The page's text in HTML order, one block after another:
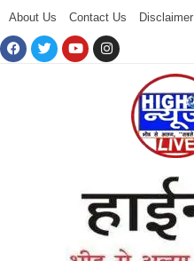
About Us Contact Us Disclaimer